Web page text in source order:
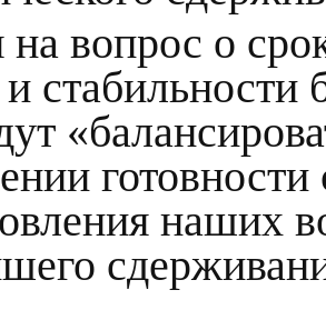
на вопрос о
наших